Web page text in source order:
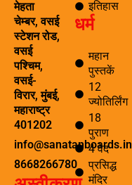
मेहता
चेम्बर, वसई
स्टेशन रोड,
वसई
पश्चिम,
वसई-
विरार, मुंबई,
महाराष्ट्र
401202
info@sanatanboards.in
8668266780
इतिहास
धर्म
महान
पुस्तकें
12
ज्योतिर्लिंग
18
पुराण
4 वेद
प्रसिद्ध
मंदिर